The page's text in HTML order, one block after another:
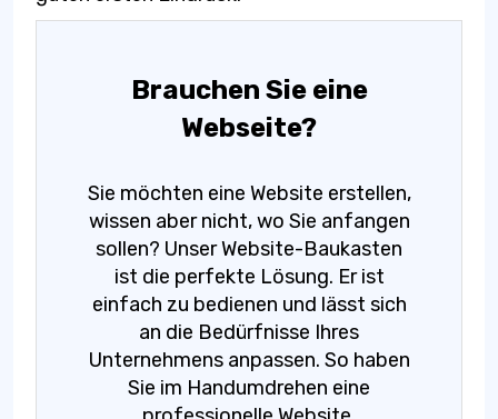
Brauchen Sie eine
Webseite?
Sie möchten eine Website erstellen,
wissen aber nicht, wo Sie anfangen
sollen? Unser Website-Baukasten
ist die perfekte Lösung. Er ist
einfach zu bedienen und lässt sich
an die Bedürfnisse Ihres
Unternehmens anpassen. So haben
Sie im Handumdrehen eine